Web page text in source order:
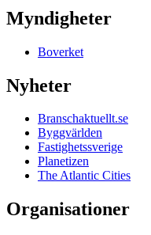
Myndigheter
Boverket
Nyheter
Branschaktuellt.se
Byggvärlden
Fastighetssverige
Planetizen
The Atlantic Cities
Organisationer